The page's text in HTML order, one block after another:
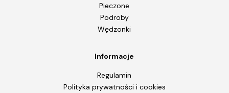
Pieczone
Podroby
Wędzonki
Informacje
Regulamin
Polityka prywatności i cookies